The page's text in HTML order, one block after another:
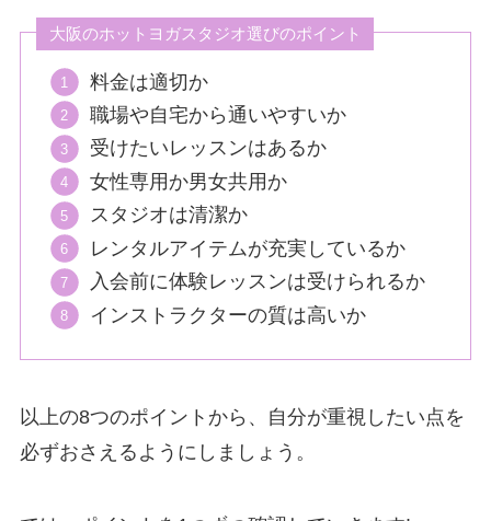
大阪のホットヨガスタジオ選びのポイント
料金は適切か
職場や自宅から通いやすいか
受けたいレッスンはあるか
女性専用か男女共用か
スタジオは清潔か
レンタルアイテムが充実しているか
入会前に体験レッスンは受けられるか
インストラクターの質は高いか
以上の8つのポイントから、自分が重視したい点を
必ずおさえるようにしましょう。